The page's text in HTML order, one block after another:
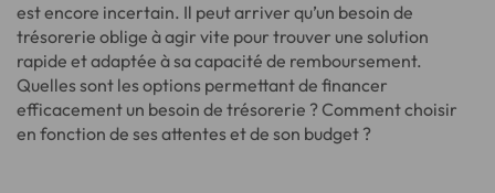
est encore incertain. Il peut arriver qu’un besoin de
trésorerie oblige à agir vite pour trouver une solution
rapide et adaptée à sa capacité de remboursement.
Quelles sont les options permettant de financer
efficacement un besoin de trésorerie ? Comment choisir
en fonction de ses attentes et de son budget ?